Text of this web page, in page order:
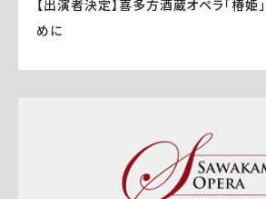
【出演者決定】喜多方酒蔵オペラ「椿姫
めに